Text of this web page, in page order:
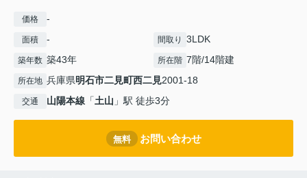
価格 -
面積 - 間取り 3LDK
築年数 築43年 所在階 7階/14階建
所在地 兵庫県明石市二見町西二見2001-18
交通 山陽本線 「土山 」駅 徒歩3分
無料 お問い合わせ